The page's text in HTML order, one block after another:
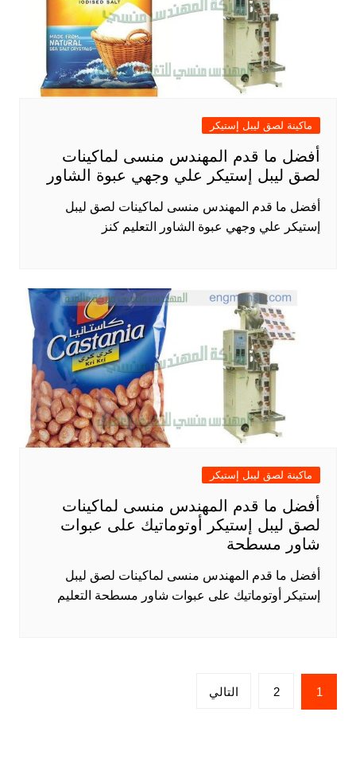
ماكينة لصق ليبل إستيكر
أفضل ما قدم المهندس منسى لماكينات
لصق ليبل إستيكر علي وجهي عبوة الشاور
أفضل ما قدم المهندس منسى لماكينات لصق ليبل
إستيكر علي وجهي عبوة الشاور التعليم كنز
ماكينة لصق ليبل إستيكر
أفضل ما قدم المهندس منسى لماكينات
لصق ليبل إستيكر أوتوماتيك على عبوات
شاور مسطحة
أفضل ما قدم المهندس منسى لماكينات لصق ليبل
إستيكر أوتوماتيك على عبوات شاور مسطحة التعليم
Posts
pagination
1
2 التالي